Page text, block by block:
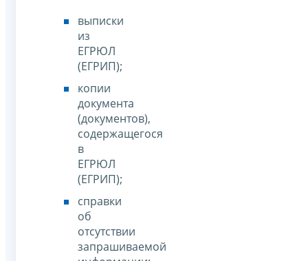
выписки
из
ЕГРЮЛ
(ЕГРИП);
копии
документа
(документов),
содержащегося
в
ЕГРЮЛ
(ЕГРИП);
справки
об
отсутствии
запрашиваемой